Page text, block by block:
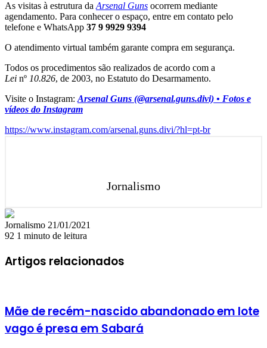
As visitas à estrutura da Arsenal Guns ocorrem mediante
agendamento. Para conhecer o espaço, entre em contato pelo
telefone e WhatsApp 37 9 9929 9394
O atendimento virtual também garante compra em segurança.
Todos os procedimentos são realizados de acordo com a
Lei nº 10.826, de 2003, no Estatuto do Desarmamento.
Visite o Instagram: Arsenal Guns (@arsenal.guns.divi) • Fotos e
vídeos do Instagram
https://www.instagram.com/arsenal.guns.divi/?hl=pt-br
Jornalismo
Jornalismo Mande
um
mail
21/01/2021
92 1 minuto de leitura
Artigos relacionados
Mãe de recém-nascido abandonado em lote
vago é presa em Sabará